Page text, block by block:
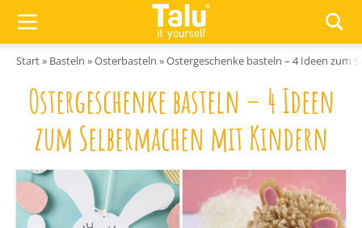
Start» Basteln »Osterbasteln »Ostergeschenke basteln – 4 Ideen zum
Ostergeschenke basteln – 4 Ideen
zum Selbermachen mit Kindern